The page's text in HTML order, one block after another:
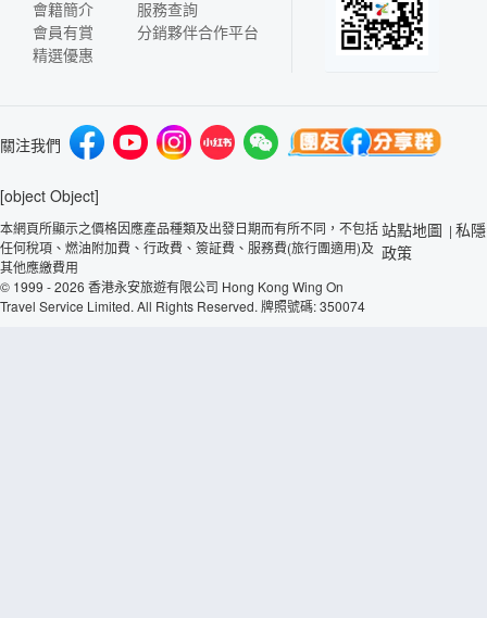
會籍簡介
會員有賞
精選優惠
服務查詢
分銷夥伴合作平台
關注我們
[object Object]
本網頁所顯示之價格因應產品種類及出發日期而有所不同，不包括
任何稅項、燃油附加費、行政費、簽証費、服務費(旅行團適用)及
其他應繳費用
© 1999 - 2026 香港永安旅遊有限公司 Hong Kong Wing On
Travel Service Limited. All Rights Reserved. 牌照號碼: 350074
站點地圖 | 私隱
政策